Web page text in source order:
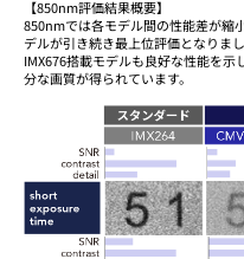
【850nm評価結果概要】
850nmでは各モデル間の性能差が縮
デルが引き続き最上位評価となりまし
IMX676搭載モデルも良好な性能を
分な画質が得られています。